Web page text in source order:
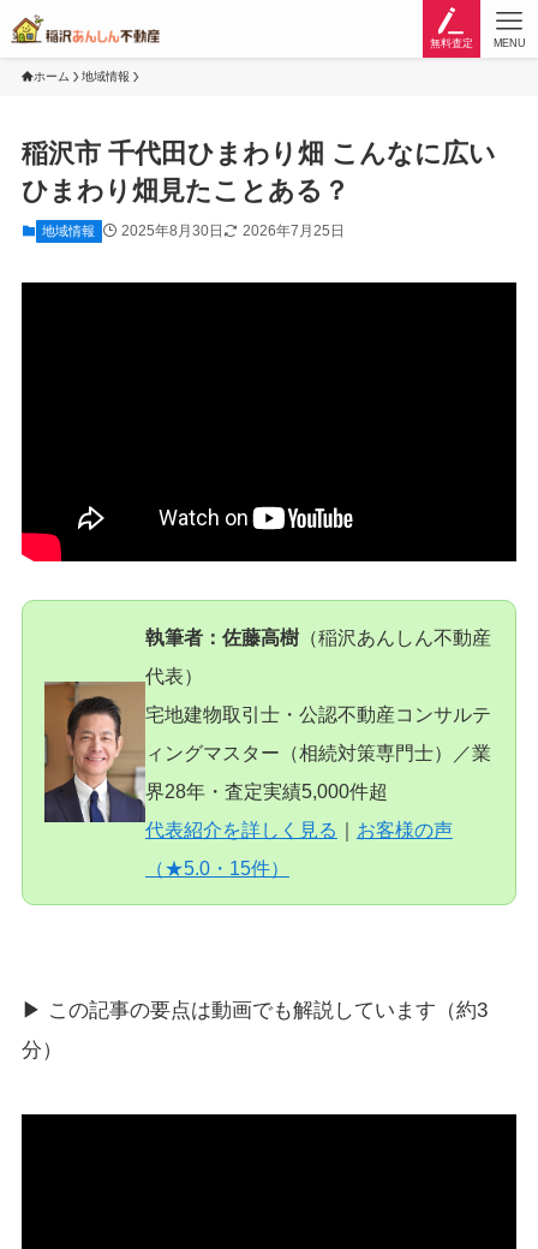
無料査定 MENU
ホーム 地域情報
稲沢市 千代田ひまわり畑 こんなに広い
ひまわり畑見たことある？
地域情報 2025年8月30日 2026年7月25日
執筆者：佐藤高樹（稲沢あんしん不動産
代表）
宅地建物取引士・公認不動産コンサルテ
ィングマスター（相続対策専門士）／業
界28年・査定実績5,000件超
代表紹介を詳しく見る ｜ お客様の声
（★5.0・15件）
▶ この記事の要点は動画でも解説しています（約3
分）